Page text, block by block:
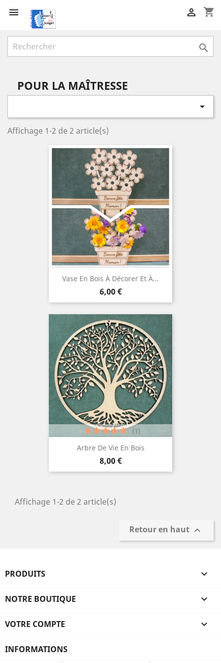
 shopping_cart


POUR LA MAÎTRESSE

Affichage 1-2 de 2 article(s)
Vase En Bois À Décorer Et À...
Prix
6,00 €
Arbre De Vie En Bois
Prix
8,00 €
(1)
Affichage 1-2 de 2 article(s)
Retour en haut 
PRODUITS 
NOTRE BOUTIQUE 
VOTRE COMPTE 
INFORMATIONS